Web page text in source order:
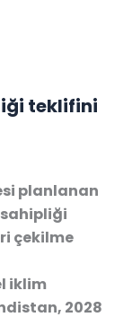
teklifini
planlanan
sahipliği
çekilme
iklim
2028